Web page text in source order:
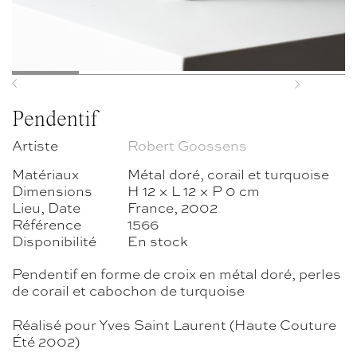
Previous Next
Pendentif
Artiste
Robert Goossens
Matériaux
Métal doré, corail et turquoise
Dimensions
H 12 × L 12 × P 0 cm
Lieu, Date
France, 2002
Référence
1566
Disponibilité
En stock
Pendentif en forme de croix en métal doré, perles
de corail et cabochon de turquoise
Réalisé pour Yves Saint Laurent (Haute Couture
Été 2002)